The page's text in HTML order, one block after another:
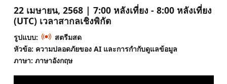
22 เมษายน, 2568 | 7:00 หลังเที่ยง - 8:00 หลังเที่ยง
(UTC) เวลาสากลเชิงพิกัด
รูปแบบ:
สตรีมสด
หัวข้อ: ความปลอดภัยของ AI และการกํากับดูแลข้อมูล
ภาษา: ภาษาอังกฤษ